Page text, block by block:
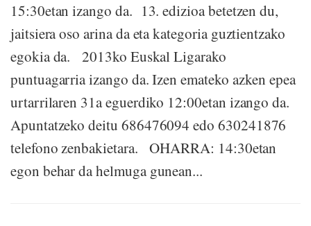
15:30etan izango da. 13. edizioa betetzen du,
jaitsiera oso arina da eta kategoria guztientzako
egokia da. 2013ko Euskal Ligarako
puntuagarria izango da. Izen emateko azken epea
urtarrilaren 31a eguerdiko 12:00etan izango da.
Apuntatzeko deitu 686476094 edo 630241876
telefono zenbakietara. OHARRA: 14:30etan
egon behar da helmuga gunean...